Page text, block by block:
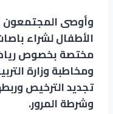
وأوصى المجتمعون
الأطفال لشراء
مختصة بخصوص
ومخاطبة وزارة
تجديد الترخيص
وشرطة المرور.